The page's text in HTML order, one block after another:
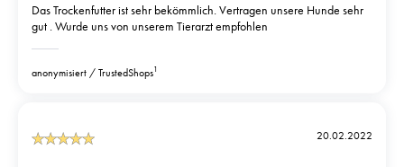
Das Trockenfutter ist sehr bekömmlich. Vertragen unsere Hunde sehr
gut . Wurde uns von unserem Tierarzt empfohlen
anonymisiert TrustedShops1
20.02.2022